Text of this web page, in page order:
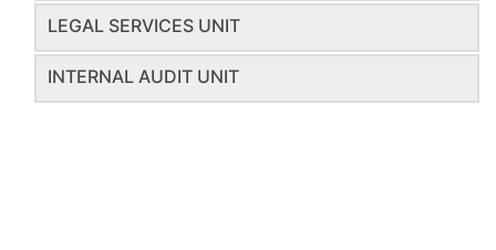
LEGAL SERVICES UNIT
INTERNAL AUDIT UNIT